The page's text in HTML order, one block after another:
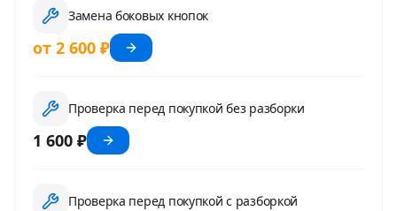
Замена боковых кнопок
от 2 600 ₽
Проверка перед покупкой без разборки
1 600 ₽
Проверка перед покупкой с разборкой